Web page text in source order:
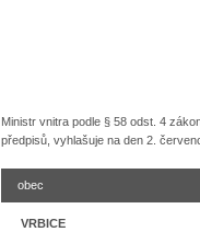
Ministr vnitra podle § 58 odst. 4
předpisů, vyhlašuje na den 2.
obec
VRBICE